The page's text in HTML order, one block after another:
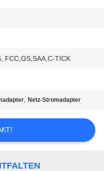
FCC,GS,SAA,C-TICK
,Netz-Stromadapter